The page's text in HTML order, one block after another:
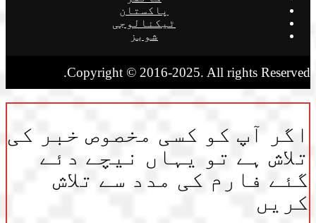
پاکستان
ٹیکنالوجی
شوبز
Copyright © 2016-2025. All rights Reserved.
اگر آپ کو کسی مخصوص خبر کی
تلاش ہے تو یہاں نیچے دئے
گئے فارم کی مدد سے تلاش
کریں